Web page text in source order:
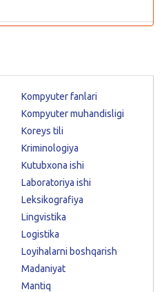
Kompyuter fanlari
Kompyuter muhandisligi
Koreys tili
Kriminologiya
Kutubxona ishi
Laboratoriya ishi
Leksikografiya
Lingvistika
Logistika
Loyihalarni boshqarish
Madaniyat
Mantiq